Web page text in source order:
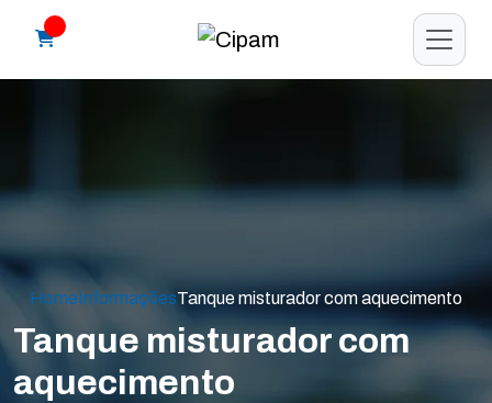
HomeInformaçõesTanque misturador com aquecimento
Tanque misturador com
aquecimento